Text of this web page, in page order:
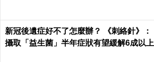
新冠後遺症好不了怎麼辦？ 《刺絡針》：
攝取「益生菌」半年症狀有望緩解6成以上